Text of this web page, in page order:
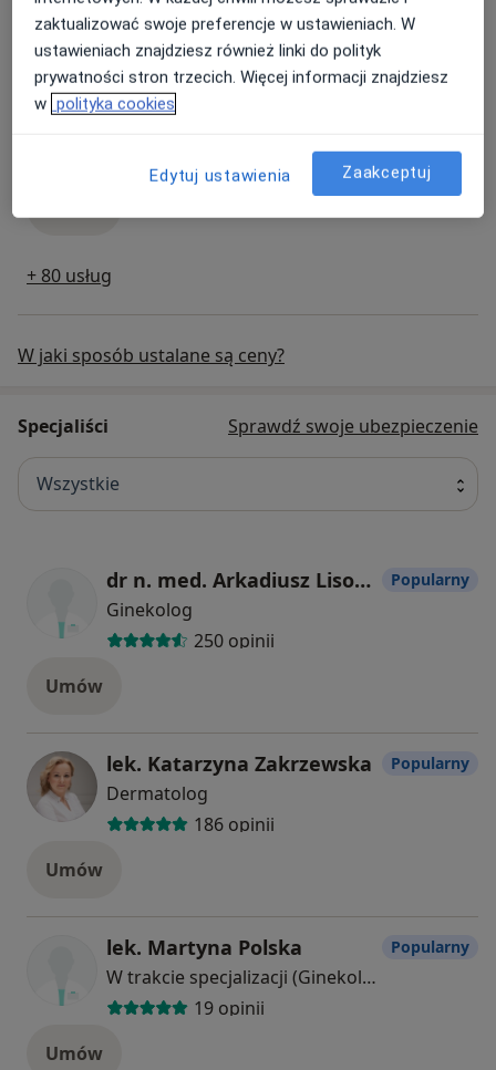
Umów
konsultacja kardiologiczna
+ 80 usług
W jaki sposób ustalane są ceny?
Specjaliści Sprawdź swoje ubezpieczenie
Wszystkie
dr n. med. Arkadiusz Lisowski
Ginekolog
250 opinii
Popularny
Umów
lek. Katarzyna Zakrzewska
Dermatolog
186 opinii
Popularny
Umów
lek. Martyna Polska
W trakcie specjalizacji (Ginekolog)
19 opinii
Popularny
Umów
zaktualizować swoje preferencje w ustawieniach. W
ustawieniach znajdziesz również linki do polityk
prywatności stron trzecich. Więcej informacji znajdziesz
w polityka cookies
Edytuj ustawienia Zaakceptuj